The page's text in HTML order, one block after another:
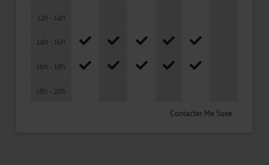
12h - 14h
14h - 16h
16h - 18h
18h - 20h
Contacter Me Suxe